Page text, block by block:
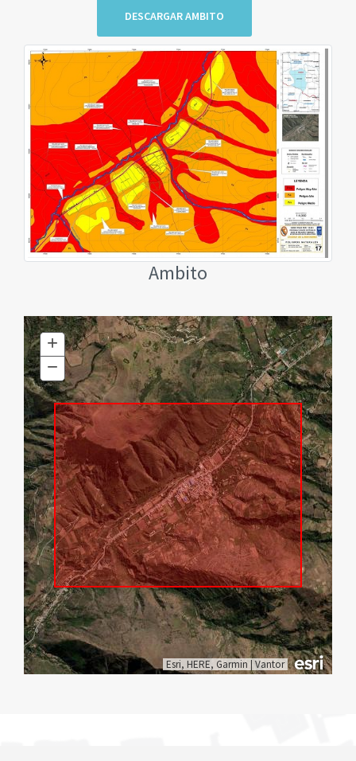
DESCARGAR AMBITO
Ambito
Esri, HERE, Garmin | Vantor
+ Zoom
In
− Zoom
Out